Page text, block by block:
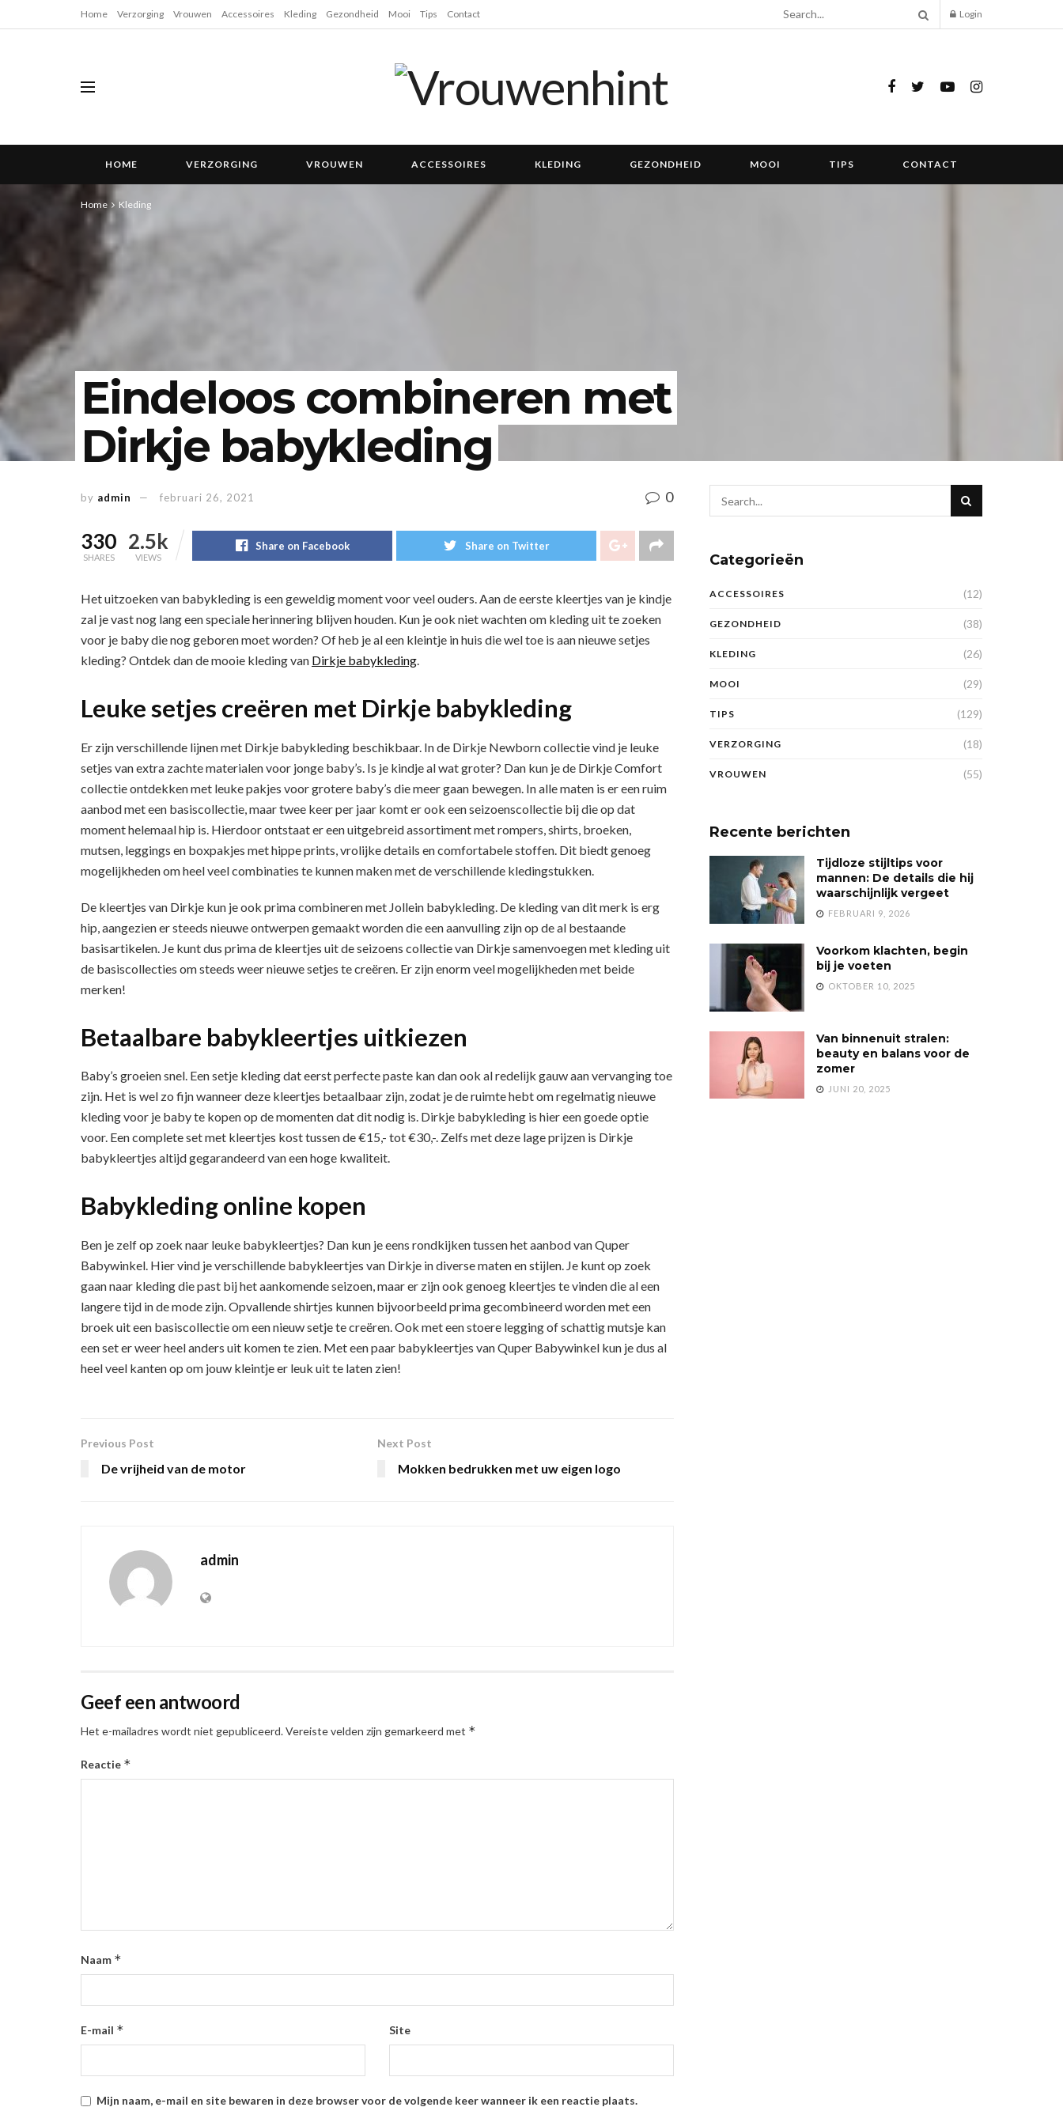
Home Verzorging Vrouwen Accessoires Kleding Gezondheid Mooi Tips Contact Login
HOME VERZORGING VROUWEN ACCESSOIRES KLEDING GEZONDHEID MOOI TIPS CONTACT
Home Kleding
Eindeloos combineren met
Dirkje babykleding
by admin februari 26, 2021 0
330
SHARES
2.5k
VIEWS
Share on Facebook Share on Twitter
Het uitzoeken van babykleding is een geweldig moment voor veel ouders. Aan de eerste kleertjes van je kindje
zal je vast nog lang een speciale herinnering blijven houden. Kun je ook niet wachten om kleding uit te zoeken
voor je baby die nog geboren moet worden? Of heb je al een kleintje in huis die wel toe is aan nieuwe setjes
kleding? Ontdek dan de mooie kleding van Dirkje babykleding.
Leuke setjes creëren met Dirkje babykleding
Er zijn verschillende lijnen met Dirkje babykleding beschikbaar. In de Dirkje Newborn collectie vind je leuke
setjes van extra zachte materialen voor jonge baby’s. Is je kindje al wat groter? Dan kun je de Dirkje Comfort
collectie ontdekken met leuke pakjes voor grotere baby’s die meer gaan bewegen. In alle maten is er een ruim
aanbod met een basiscollectie, maar twee keer per jaar komt er ook een seizoenscollectie bij die op dat
moment helemaal hip is. Hierdoor ontstaat er een uitgebreid assortiment met rompers, shirts, broeken,
mutsen, leggings en boxpakjes met hippe prints, vrolijke details en comfortabele stoffen. Dit biedt genoeg
mogelijkheden om heel veel combinaties te kunnen maken met de verschillende kledingstukken.
De kleertjes van Dirkje kun je ook prima combineren met Jollein babykleding. De kleding van dit merk is erg
hip, aangezien er steeds nieuwe ontwerpen gemaakt worden die een aanvulling zijn op de al bestaande
basisartikelen. Je kunt dus prima de kleertjes uit de seizoens collectie van Dirkje samenvoegen met kleding uit
de basiscollecties om steeds weer nieuwe setjes te creëren. Er zijn enorm veel mogelijkheden met beide
merken!
Betaalbare babykleertjes uitkiezen
Baby’s groeien snel. Een setje kleding dat eerst perfecte paste kan dan ook al redelijk gauw aan vervanging toe
zijn. Het is wel zo fijn wanneer deze kleertjes betaalbaar zijn, zodat je de ruimte hebt om regelmatig nieuwe
kleding voor je baby te kopen op de momenten dat dit nodig is. Dirkje babykleding is hier een goede optie
voor. Een complete set met kleertjes kost tussen de €15,- tot €30,-. Zelfs met deze lage prijzen is Dirkje
babykleertjes altijd gegarandeerd van een hoge kwaliteit.
Babykleding online kopen
Ben je zelf op zoek naar leuke babykleertjes? Dan kun je eens rondkijken tussen het aanbod van Quper
Babywinkel. Hier vind je verschillende babykleertjes van Dirkje in diverse maten en stijlen. Je kunt op zoek
gaan naar kleding die past bij het aankomende seizoen, maar er zijn ook genoeg kleertjes te vinden die al een
langere tijd in de mode zijn. Opvallende shirtjes kunnen bijvoorbeeld prima gecombineerd worden met een
broek uit een basiscollectie om een nieuw setje te creëren. Ook met een stoere legging of schattig mutsje kan
een set er weer heel anders uit komen te zien. Met een paar babykleertjes van Quper Babywinkel kun je dus al
heel veel kanten op om jouw kleintje er leuk uit te laten zien!
Previous Post
De vrijheid van de motor
Next Post
Mokken bedrukken met uw eigen logo
admin
Geef een antwoord
Het e-mailadres wordt niet gepubliceerd.Vereiste velden zijn gemarkeerd met *
Reactie *
Naam *
E-mail * Site
Mijn naam, e-mail en site bewaren in deze browser voor de volgende keer wanneer ik een reactie plaats.
Categorieën
ACCESSOIRES (12)
GEZONDHEID (38)
KLEDING (26)
MOOI (29)
TIPS (129)
VERZORGING (18)
VROUWEN (55)
Recente berichten
Tijdloze stijltips voor
mannen: De details die hij
waarschijnlijk vergeet
FEBRUARI 9, 2026
Voorkom klachten, begin
bij je voeten
OKTOBER 10, 2025
Van binnenuit stralen:
beauty en balans voor de
zomer
JUNI 20, 2025